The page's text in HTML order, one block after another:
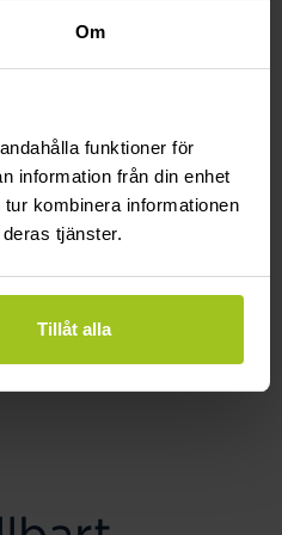
Om
funktioner för
information från din enhet
kombinera informationen
tjänster.
Tillåt alla
August